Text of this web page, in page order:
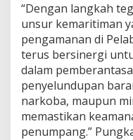
“Dengan langkah
unsur kemaritiman
pengamanan di
terus bersinergi
dalam
penyelundupan
narkoba, maupun
memastikan
penumpang.”